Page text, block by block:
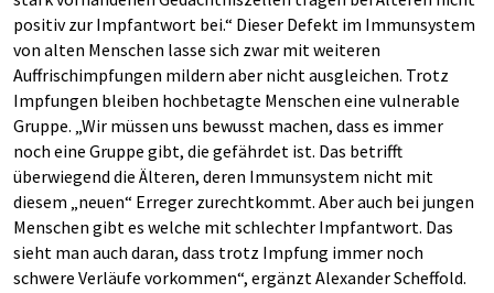
positiv zur Impfantwort bei.“ Dieser Defekt im Immunsystem
von alten Menschen lasse sich zwar mit weiteren
Auffrischimpfungen mildern aber nicht ausgleichen. Trotz
Impfungen bleiben hochbetagte Menschen eine vulnerable
Gruppe. „Wir müssen uns bewusst machen, dass es immer
noch eine Gruppe gibt, die gefährdet ist. Das betrifft
überwiegend die Älteren, deren Immunsystem nicht mit
diesem „neuen“ Erreger zurechtkommt. Aber auch bei jungen
Menschen gibt es welche mit schlechter Impfantwort. Das
sieht man auch daran, dass trotz Impfung immer noch
schwere Verläufe vorkommen“, ergänzt Alexander Scheffold.